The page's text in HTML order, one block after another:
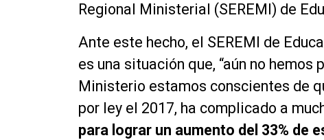
Regional Ministerial (SEREMI) de
Ante este hecho, el SEREMI de
es una situación que, “aún no hemos
Ministerio estamos conscientes de
por ley el 2017, ha complicado a
para lograr un aumento del 33% de